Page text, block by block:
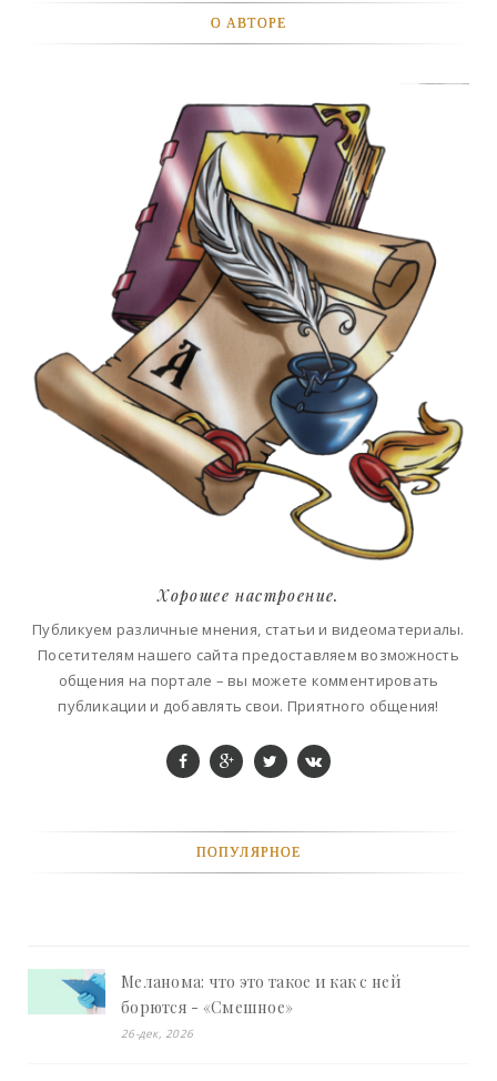
О АВТОРЕ
Хорошее настроение.
Публикуем различные мнения, статьи и видеоматериалы.
Посетителям нашего сайта предоставляем возможность
общения на портале – вы можете комментировать
публикации и добавлять свои. Приятного общения!
ПОПУЛЯРНОЕ
Меланома: что это такое и как с ней
борются - «Смешное»
26-дек, 2026